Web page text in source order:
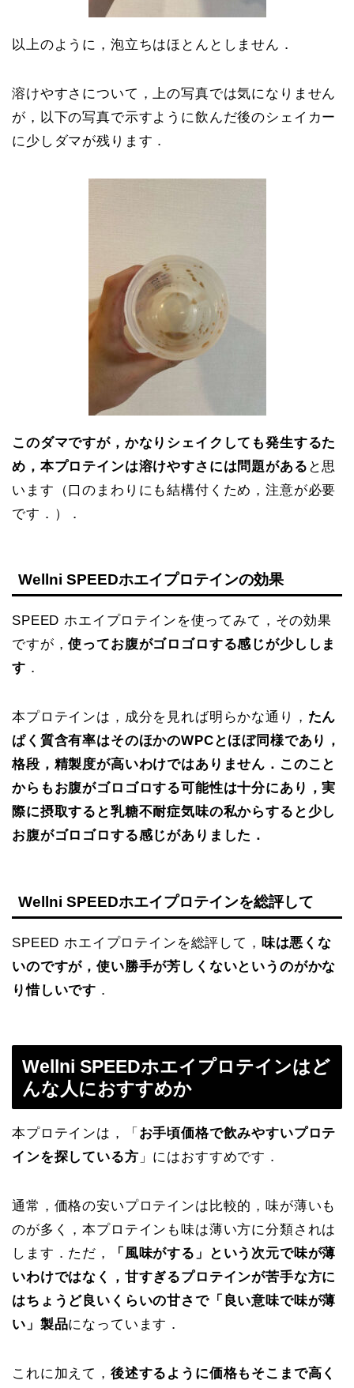
以上のように，泡立ちはほとんとしません．
溶けやすさについて，上の写真では気になりません
が，以下の写真で示すように飲んだ後のシェイカー
に少しダマが残ります．
このダマですが，かなりシェイクしても発生するた
め，本プロテインは溶けやすさには問題がある と思
います（口のまわりにも結構付くため，注意が必要
です．）．
Wellni SPEEDホエイプロテインの効果
SPEED ホエイプロテインを使ってみて，その効果
ですが，使ってお腹がゴロゴロする感じが少ししま
す ．
本プロテインは，成分を見れば明らかな通り， たん
ぱく質含有率はそのほかのWPCとほぼ同様であり，
格段，精製度が高いわけではありません．このこと
からもお腹がゴロゴロする可能性は十分にあり，実
際に摂取すると乳糖不耐症気味の私からすると少し
お腹がゴロゴロする感じがありました．
Wellni SPEEDホエイプロテインを総評して
SPEED ホエイプロテインを総評して， 味は悪くな
いのですが，使い勝手が芳しくないというのがかな
り惜しいです ．
Wellni SPEEDホエイプロテインはど
んな人におすすめか
本プロテインは，「 お手頃価格で飲みやすいプロテ
インを探している方 」にはおすすめです．
通常，価格の安いプロテインは比較的，味が薄いも
のが多く，本プロテインも味は薄い方に分類されは
します．ただ，
「風味がする」という次元で味が薄
いわけではなく，甘すぎるプロテインが苦手な方に
はちょうど良いくらいの甘さで「良い意味で味が薄
い」製品になっています．
これに加えて， 後述するように価格もそこまで高く